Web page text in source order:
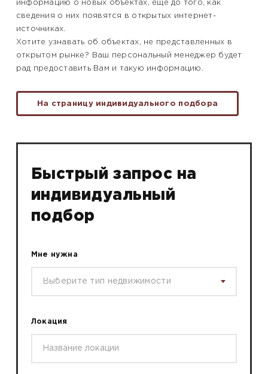
информацию о новых объектах, еще до того, как
сведения о них появятся в открытых интернет-
источниках.
Хотите узнавать об объектах, не представленных в
открытом рынке? Ваш персональный менеджер будет
рад предоставить Вам и такую информацию.
На страницу индивидуального подбора
Быстрый запрос на
индивидуальный
подбор
Мне нужна
Выберите тип недвижимости
Локация